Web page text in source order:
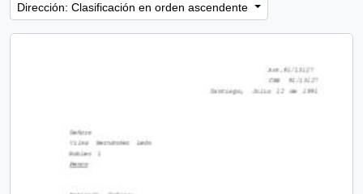
Dirección: Clasificación en orden ascendente